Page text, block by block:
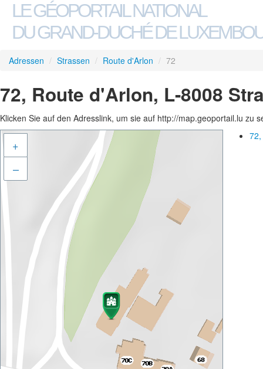
LE GÉOPORTAIL NATIONAL
DU GRAND-DUCHÉ DE
Adressen / Strassen / Route d'Arlon / 72
72, Route d'Arlon, L-8008
Klicken Sie auf den Adresslink, um sie auf http://map.geoportail.lu zu
+
–